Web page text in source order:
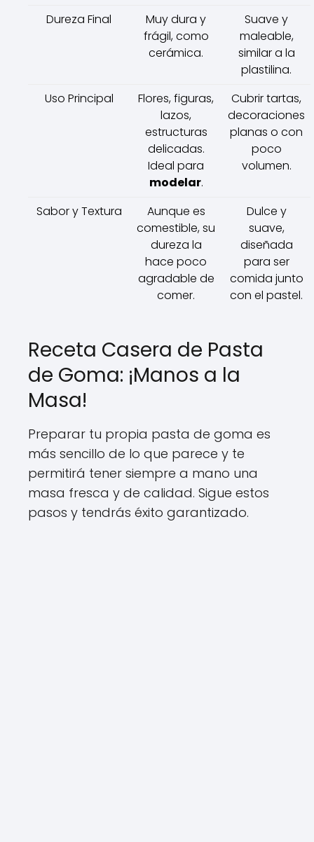
Dureza Final
Muy dura y
frágil, como
cerámica.
Suave y
maleable,
similar a la
plastilina.
Uso Principal
Flores, figuras,
lazos,
estructuras
delicadas.
Ideal para
modelar.
Cubrir tartas,
decoraciones
planas o con
poco
volumen.
Sabor y Textura
Aunque es
comestible, su
dureza la
hace poco
agradable de
comer.
Dulce y
suave,
diseñada
para ser
comida junto
con el pastel.
Receta Casera de Pasta
de Goma: ¡Manos a la
Masa!
Preparar tu propia pasta de goma es
más sencillo de lo que parece y te
permitirá tener siempre a mano una
masa fresca y de calidad. Sigue estos
pasos y tendrás éxito garantizado.